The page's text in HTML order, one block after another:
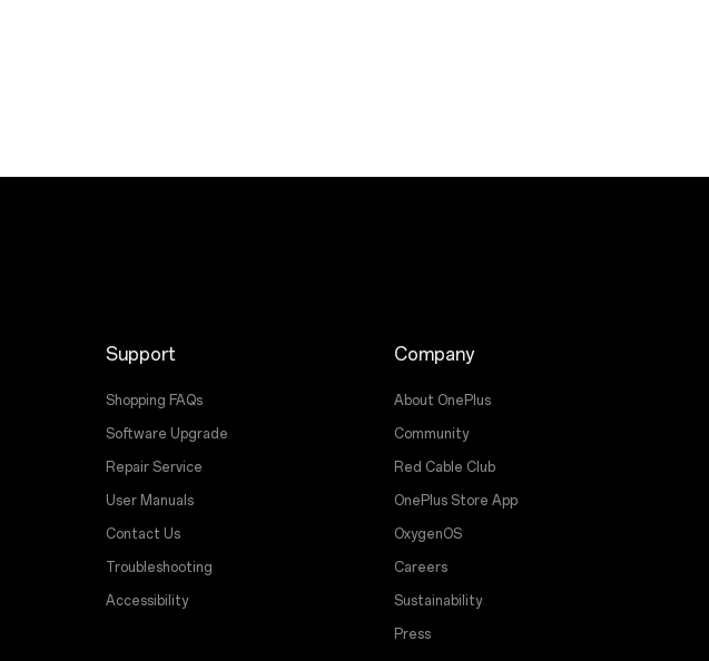
Support
Shopping FAQs
Software Upgrade
Repair Service
User Manuals
Contact Us
Troubleshooting
Accessibility
Company
About OnePlus
Community
Red Cable Club
OnePlus Store App
OxygenOS
Careers
Sustainability
Press